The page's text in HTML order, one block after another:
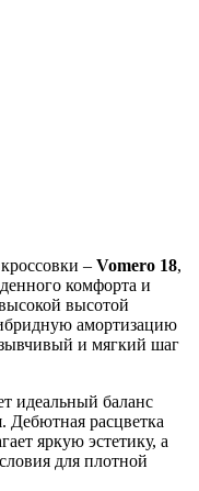
– Vomero 18,
комфорта и
высотой
амортизацию
и мягкий шаг
идеальный баланс
Дебютная расцветка
яркую эстетику, а
для плотной